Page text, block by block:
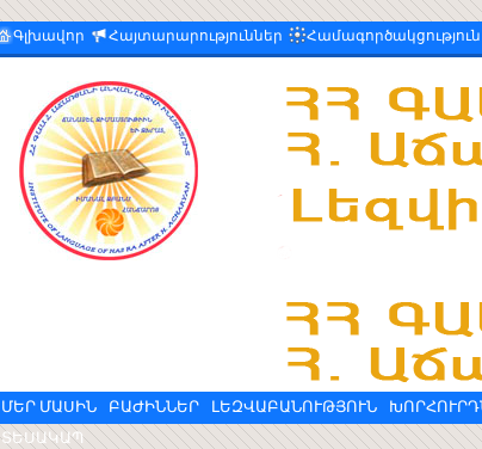
Գլխավոր
Հայտարարություններ Համագործակցություն
ՄԵՐ ՄԱՍԻՆ ԲԱԺԻՆՆԵՐ ԼԵԶՎԱԲԱՆՈՒԹՅՈՒՆ
ՏԵՍԱԿԱՊ